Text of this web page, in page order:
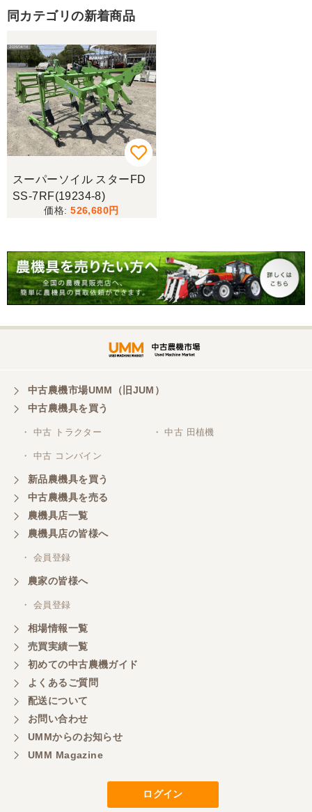
同カテゴリの新着商品
スーパーソイル スターFD
SS-7RF(19234-8)
526,680
中古農機市場UMM（旧JUM）
中古農機具を買う
・ 中古 トラクター ・ 中古 田植機
・ 中古 コンバイン
新品農機具を買う
中古農機具を売る
農機具店一覧
農機具店の皆様へ
・ 会員登録
農家の皆様へ
・ 会員登録
相場情報一覧
売買実績一覧
初めての中古農機ガイド
よくあるご質問
配送について
お問い合わせ
UMMからのお知らせ
UMM Magazine
ログイン